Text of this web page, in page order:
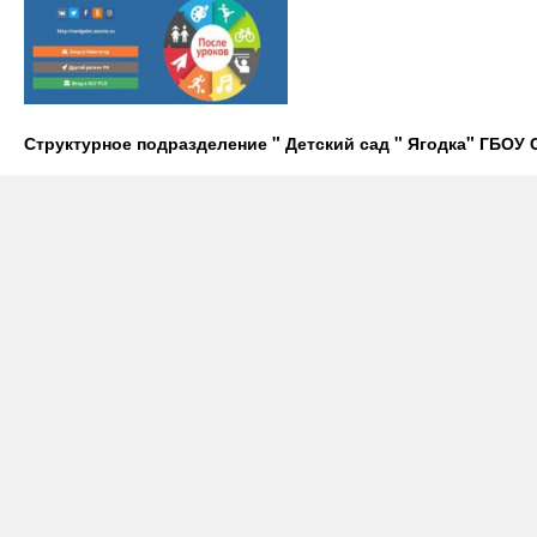
Структурное подразделение " Детский сад " Ягодка"